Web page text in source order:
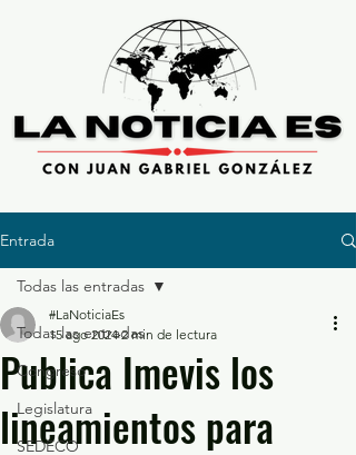
Entrada
Todas las entradas
Congreso
Legislatura
SEDECO
Todas las entradas
Publica Imevis los
lineamientos para
#LaNoticiaEs
15 ago 2024 2 min de lectura